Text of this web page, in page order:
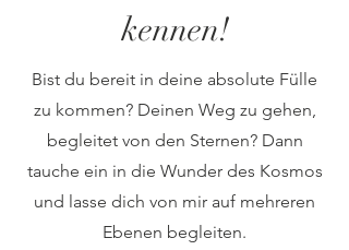
kennen!
Bist du bereit in deine absolute Fülle
zu kommen? Deinen Weg zu gehen,
begleitet von den Sternen? Dann
tauche ein in die Wunder des Kosmos
und lasse dich von mir auf mehreren
Ebenen begleiten.